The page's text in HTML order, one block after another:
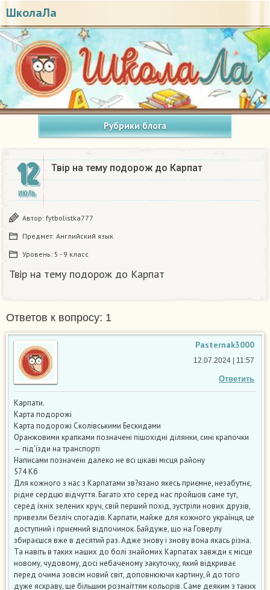
ШколаЛа
Рубрики блога
12
ИЮЛЬ
Твір на тему подорож до Карпат
Автор: fytbolistka777
Предмет: Английский язык
Уровень: 5 - 9 класс
Твір на тему подорож до Карпат
Ответов к вопросу: 1
Pasternak3000
Ответить
12.07.2024 | 11:57
Карпати.
Карта подорожі
Карта подорожі Сколівськими Бескидами
Оранжовими крапками позначені пішохідні ділянки, сині крапочки
— під’їзди на транспорті
Написами позначені далеко не всі цікаві місця району
574 Кб
Для кожного з нас з Карпатами зв?язано якесь приємне, незабутнє,
рідне сердцю відчуття. Багато хто серед нас пройшов саме тут,
серед їхніх зелених круч, свій перший похід, зустріли нових друзів,
привезли безліч спогадів. Карпати, майже для кожного українця, це
доступний і приємний відпочинок. Байдуже, що на Говерлу
збираєшся вже в десятий раз. Адже знову і знову вона якась різна.
Та навіть в таких наших до болі знайомих Карпатах завжди є місце
новому, чудовому, досі небаченому закуточку, який відкриває
перед очима зовсім новий світ, доповнюючи картину, й до того
дуже яскраву, ще більшим розмаїттям кольорів. Саме деяким з таких